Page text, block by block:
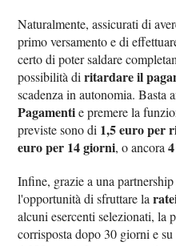
Naturalmente, assicurati di
primo versamento e di
certo di poter saldare
possibilità diritardare il
scadenza in autonomia. Basta
Pagamentie premere la
previste sono di 1,5 euro per
euro per 14 giorni, o ancora
Infine, grazie a una
l'opportunità di sfruttare la
alcuni esercenti selezionati, la
corrisposta dopo 30 giorni e